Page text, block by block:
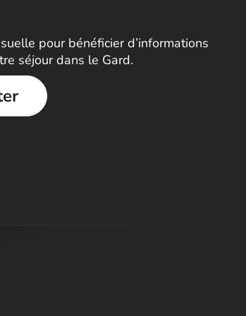
pour bénéficier d’informations
séjour dans le Gard.